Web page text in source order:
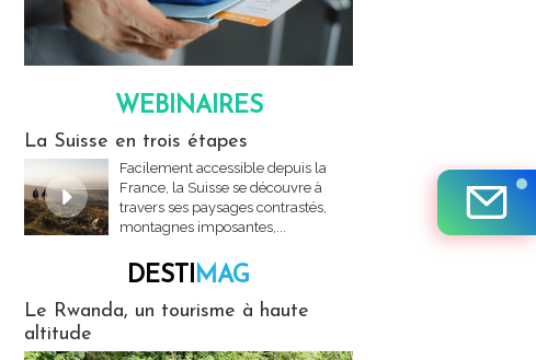
WEBINAIRES
La Suisse en trois étapes
Facilement accessible depuis la
France, la Suisse se découvre à
travers ses paysages contrastés,
montagnes imposantes,...
DESTIMAG
Le Rwanda, un tourisme à haute
altitude